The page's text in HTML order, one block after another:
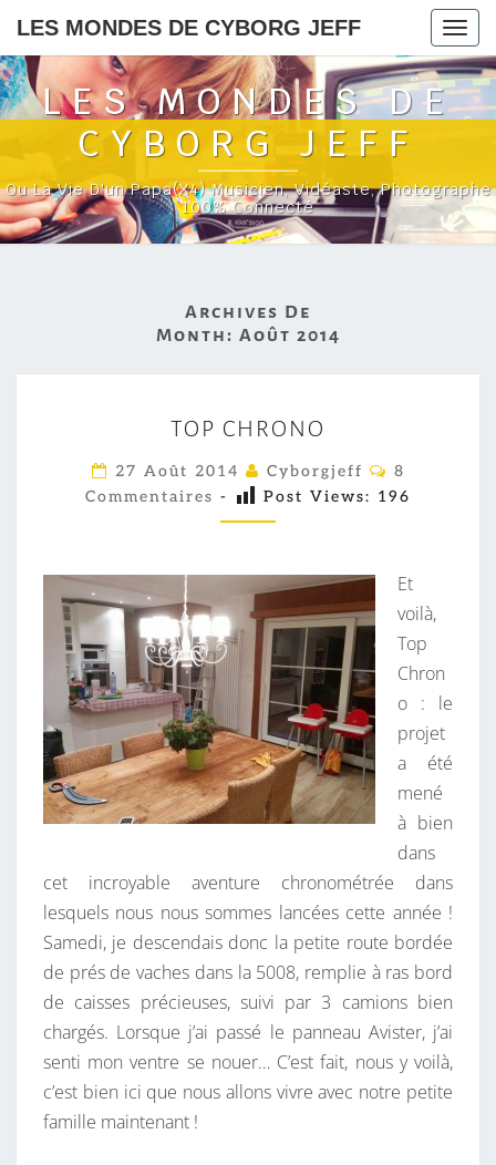
LES MONDES DE CYBORG JEFF
LES MONDES DE
CYBORG JEFF
Ou La Vie D'un Papa(x4) Musicien, Vidéaste, Photographe
100% Connecté
Archives De
Month: Août 2014
O
P
H
O
N
O
TOP CHRONO
27 Août 2014 Cyborgjeff
C
M
8
Commentaires - Post Views: 196
Et
voilà,
Top
Chron
o : le
projet
a été
mené
à bien
dans
cet incroyable aventure chronométrée dans
lesquels nous nous sommes lancées cette année !
Samedi, je descendais donc la petite route bordée
de prés de vaches dans la 5008, remplie à ras bord
de caisses précieuses, suivi par 3 camions bien
chargés. Lorsque j’ai passé le panneau Avister, j’ai
senti mon ventre se nouer… C’est fait, nous y voilà,
c’est bien ici que nous allons vivre avec notre petite
famille maintenant !